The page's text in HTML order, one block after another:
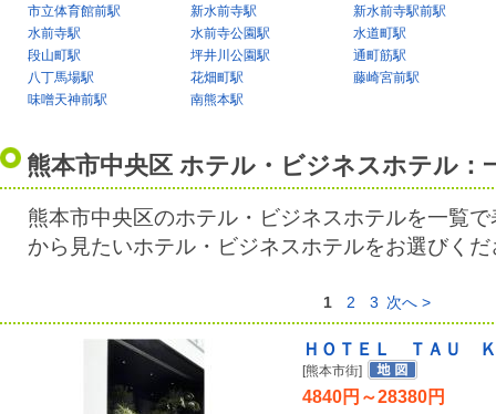
市立体育館前駅
新水前寺駅
新水前寺駅前駅
水前寺駅
水前寺公園駅
水道町駅
段山町駅
坪井川公園駅
通町筋駅
八丁馬場駅
花畑町駅
藤崎宮前駅
味噌天神前駅
南熊本駅
熊本市中央区 ホテル・ビジネスホテル：
熊本市中央区のホテル・ビジネスホテルを一覧
から見たいホテル・ビジネスホテルをお選びくだ
1 2 3 次へ >
ＨＯＴＥＬ ＴＡＵ Ｋ
[熊本市街]
4840円～28380円